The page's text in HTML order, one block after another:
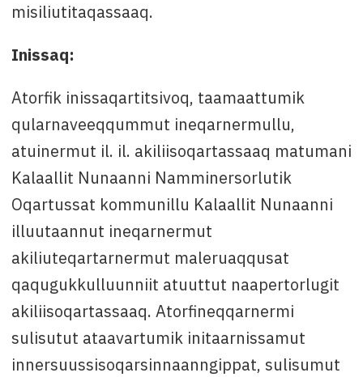
misiliutitaqassaaq.
Inissaq:
Atorfik inissaqartitsivoq, taamaattumik
qularnaveeqqummut ineqarnermullu,
atuinermut il. il. akiliisoqartassaaq matumani
Kalaallit Nunaanni Namminersorlutik
Oqartussat kommunillu Kalaallit Nunaanni
illuutaannut ineqarnermut
akiliuteqartarnermut maleruaqqusat
qaqugukkulluunniit atuuttut naapertorlugit
akiliisoqartassaaq. Atorfineqqarnermi
sulisutut ataavartumik initaarnissamut
innersuussisoqarsinnaanngippat, sulisumut